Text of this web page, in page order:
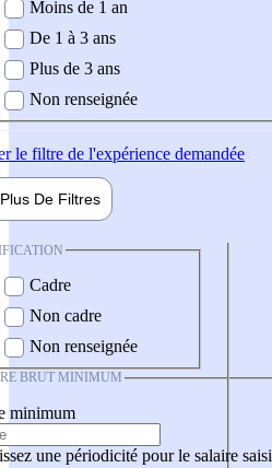
demandée
Moins de 1 an
De 1 à 3 ans
Plus de 3 ans
Non renseignée
le filtre de l'expérience demandée
Plus De Filtres
Cadre
Non cadre
Non renseignée
BRUT MINIMUM
minimum
une périodicité pour le salaire saisi